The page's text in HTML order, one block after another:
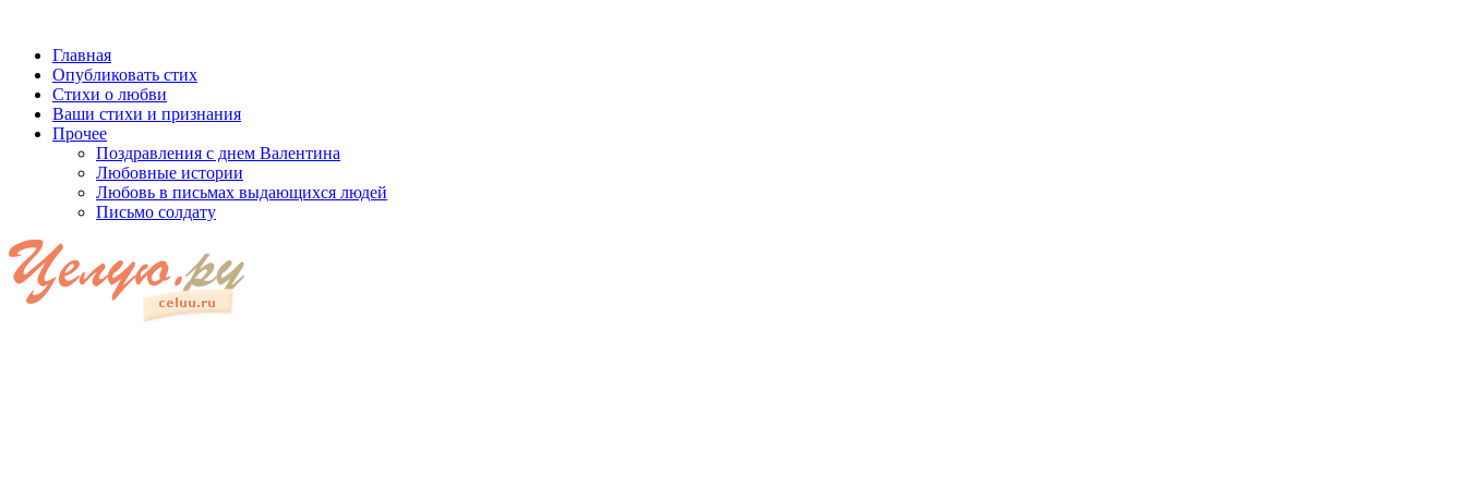
Главная
Опубликовать стих
Стихи о любви
Ваши стихи и признания
Прочее
Поздравления с днем Валентина
Любовные истории
Любовь в письмах выдающихся людей
Письмо солдату